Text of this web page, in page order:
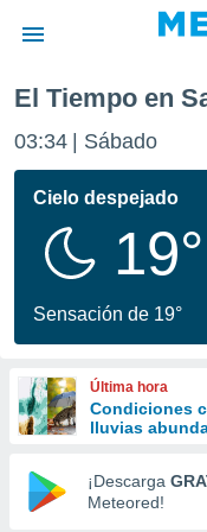
de
por
se
calidad.
a este
las
y
forma
digital
basada
El Tiempo en
03:34 Sábado
Cielo despejado
19°
Sensación de 19°
Última hora
Condiciones
lluvias
¡Descarga
Meteored!